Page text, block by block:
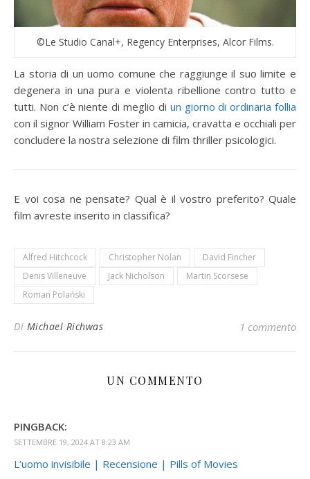
©Le Studio Canal+, Regency Enterprises, Alcor Films.
La storia di un uomo comune che raggiunge il suo limite e
degenera in una pura e violenta ribellione contro tutto e
tutti. Non c’è niente di meglio di un giorno di ordinaria follia
con il signor William Foster in camicia, cravatta e occhiali per
concludere la nostra selezione di film thriller psicologici.
E voi cosa ne pensate? Qual è il vostro preferito? Quale
film avreste inserito in classifica?
Alfred Hitchcock Christopher Nolan
David Fincher
Denis Villeneuve
Jack Nicholson
Martin Scorsese
Roman Polański
Di Michael Richwas 1 commento
UN COMMENTO
PINGBACK:
SETTEMBRE 19, 2024 AT 8:23 AM
L’uomo invisibile | Recensione | Pills of Movies